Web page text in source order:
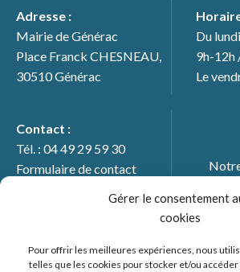
Gérer le consentement
cookies
Pour offrir les meilleures expériences, nous
telles que les cookies pour stocker et/ou
Adresse :
Mairie de Générac
Place Franck CHESNEAU,
30510 Générac
Du
9h-12h
Le
Contact :
Tél. : 04 49 29 59 30
Formulaire de contact